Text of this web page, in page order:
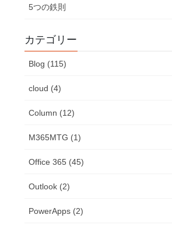
5つの鉄則
カテゴリー
Blog (115)
cloud (4)
Column (12)
M365MTG (1)
Office 365 (45)
Outlook (2)
PowerApps (2)